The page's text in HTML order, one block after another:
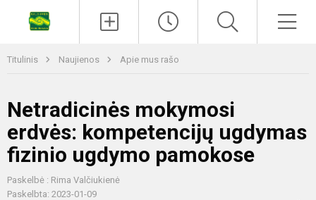
Titulinis Naujienos Apie mus rašo
Netradicinės mokymosi
erdvės: kompetencijų ugdymas
fizinio ugdymo pamokose
Paskelbė : Rima Valčiukienė
Paskelbta: 2023-01-09